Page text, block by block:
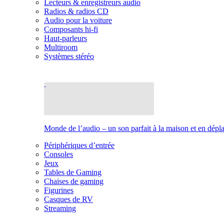
Lecteurs & enregistreurs audio
Radios & radios CD
Audio pour la voiture
Composants hi-fi
Haut-parleurs
Multiroom
Systèmes stéréo
Monde de l’audio – un son parfait à la maison et en
Périphériques d’entrée
Consoles
Jeux
Tables de Gaming
Chaises de gaming
Figurines
Casques de RV
Streaming